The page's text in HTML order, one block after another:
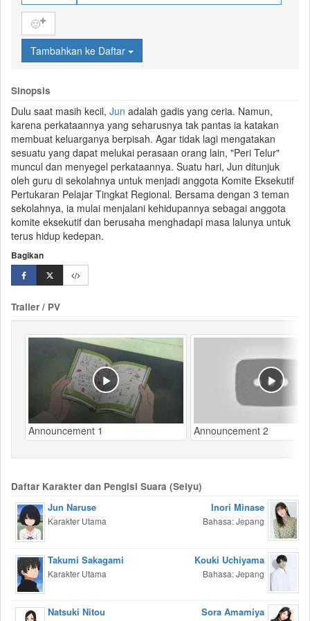
🙂
Tambahkan ke Daftar
Sinopsis
Dulu saat masih kecil, Jun adalah gadis yang ceria. Namun,
karena perkataannya yang seharusnya tak pantas ia katakan
membuat keluarganya berpisah. Agar tidak lagi mengatakan
sesuatu yang dapat melukai perasaan orang lain, "Peri Telur"
muncul dan menyegel perkataannya. Suatu hari, Jun ditunjuk
oleh guru di sekolahnya untuk menjadi anggota Komite Eksekutif
Pertukaran Pelajar Tingkat Regional. Bersama dengan 3 teman
sekolahnya, ia mulai menjalani kehidupannya sebagai anggota
komite eksekutif dan berusaha menghadapi masa lalunya untuk
terus hidup kedepan.
Bagikan
Trailer / PV
Announcement 1 Announcement 2
Daftar Karakter dan Pengisi Suara (Seiyu)
Jun Naruse
Karakter Utama
Inori Minase
Bahasa: Jepang
Takumi Sakagami
Karakter Utama
Kouki Uchiyama
Bahasa: Jepang
Natsuki Nitou Sora Amamiya